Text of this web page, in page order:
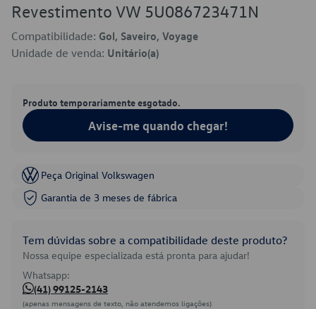
Revestimento VW 5U086723471N
Compatibilidade: Gol, Saveiro, Voyage
Unidade de venda: Unitário(a)
Produto temporariamente esgotado.
Avise-me quando chegar!
Peça Original Volkswagen
Garantia de 3 meses de fábrica
Tem dúvidas sobre a compatibilidade deste produto?
Nossa equipe especializada está pronta para ajudar!
Whatsapp:
(41) 99125-2143
(apenas mensagens de texto, não atendemos ligações)